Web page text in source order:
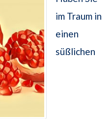
im Traum in
einen
süßlichen